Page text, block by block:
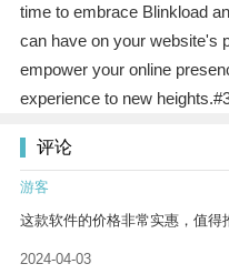
time to embrace Blinkload
can have on your website's
empower your online
experience to new
评论
游客
这款软件的价格非常实惠，值得
2024-04-03